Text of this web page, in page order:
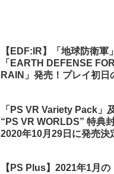
【EDF:IR】「地球防衛軍
「EARTH DEFENSE
RAIN」発売！プレイ初日
「PS VR Variety Pack」
“PS VR WORLDS” 特典
2020年10月29日に発売決
【PS Plus】2021年1月の